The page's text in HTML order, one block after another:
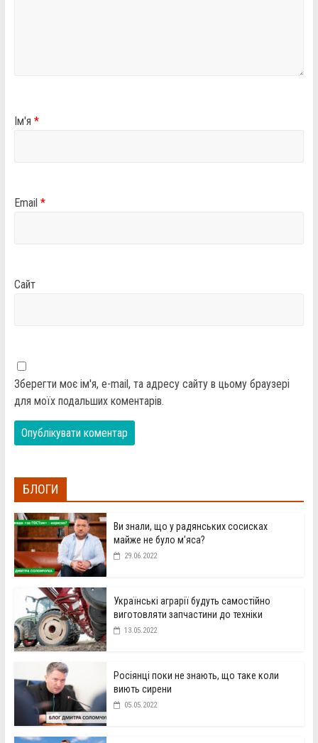
Ім'я *
Email *
Сайт
Зберегти моє ім'я, e-mail, та адресу сайту в цьому браузері
для моїх подальших коментарів.
БЛОГИ
Ви знали, що у радянських сосисках
майже не було м’яса?
29.06.2022
Українські аграрії будуть самостійно
виготовляти запчастини до техніки
13.05.2022
Росіянці поки не знають, що таке коли
виють сирени
05.05.2022